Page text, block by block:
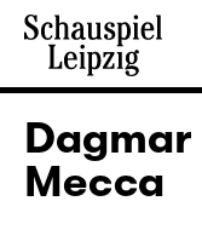
Dagmar
Mecca